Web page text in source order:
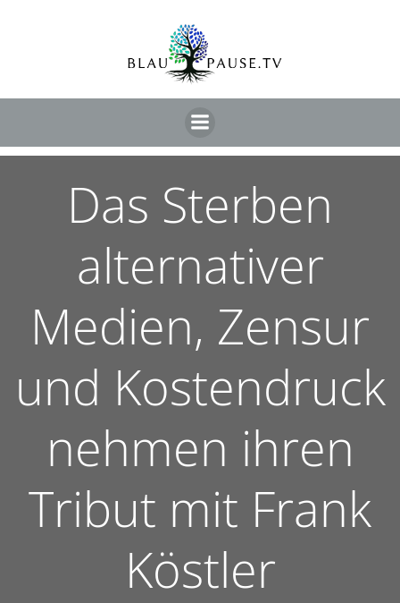
Das Sterben
alternativer
Medien, Zensur
und Kostendruck
nehmen ihren
Tribut mit Frank
Köstler